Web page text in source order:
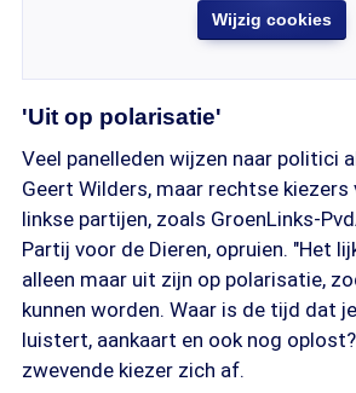
Wijzig cookies
'Uit op polarisatie'
Veel panelleden wijzen naar politici
Geert Wilders, maar rechtse
linkse partijen, zoals GroenLinks-
Partij voor de Dieren, opruien. "Het
alleen maar uit zijn op polarisatie,
kunnen worden. Waar is de tijd dat
luistert, aankaart en ook nog
zwevende kiezer zich af.